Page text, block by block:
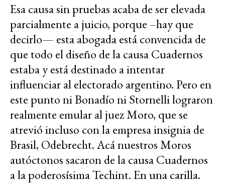
Esa causa sin pruebas acaba de ser elevada
parcialmente a juicio, porque –hay que
decirlo— esta abogada está convencida de
que todo el diseño de la causa Cuadernos
estaba y está destinado a intentar
influenciar al electorado argentino. Pero en
este punto ni Bonadío ni Stornelli lograron
realmente emular al juez Moro, que se
atrevió incluso con la empresa insignia de
Brasil, Odebrecht. Acá nuestros Moros
autóctonos sacaron de la causa Cuadernos
a la poderosísima Techint. En una carilla.